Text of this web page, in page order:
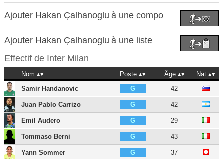
Ajouter Hakan Çalhanoglu à une compo
Ajouter Hakan Çalhanoglu à une liste
Effectif de Inter Milan
Nom Poste Âge
Nat
Samir Handanovic
G 42
Juan Pablo Carrizo G 42
Emil Audero G 29
Tommaso Berni G 43
Yann Sommer G 37